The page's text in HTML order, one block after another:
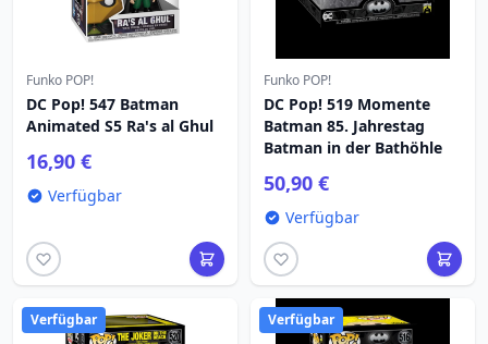
Funko POP!
DC Pop! 547 Batman
Animated S5 Ra's al Ghul
16,90 €
Verfügbar
Funko POP!
DC Pop! 519 Momente
Batman 85. Jahrestag
Batman in der Bathöhle
50,90 €
Verfügbar
Verfügbar Verfügbar